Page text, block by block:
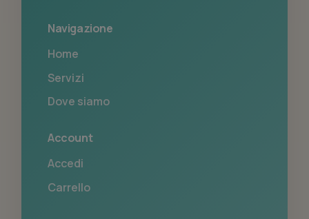
Navigazione
Home
Servizi
Dove siamo
Account
Accedi
Carrello